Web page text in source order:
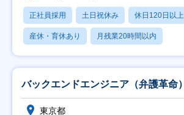
正社員採用 土日祝休み 休日120日以上
産休・育休あり 月残業20時間以内
バックエンドエンジニア（弁護革命）
東京都